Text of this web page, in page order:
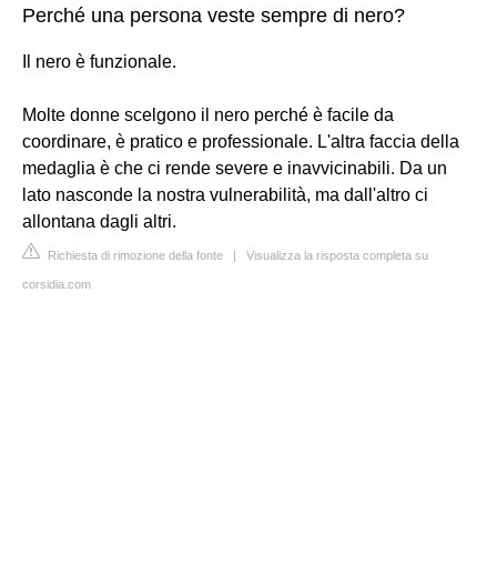
Perché una persona veste sempre di nero?
Il nero è funzionale.
Molte donne scelgono il nero perché è facile da
coordinare, è pratico e professionale. L'altra faccia della
medaglia è che ci rende severe e inavvicinabili. Da un
lato nasconde la nostra vulnerabilità, ma dall'altro ci
allontana dagli altri.
Richiesta di rimozione della fonte | Visualizza la risposta completa su
corsidia.com